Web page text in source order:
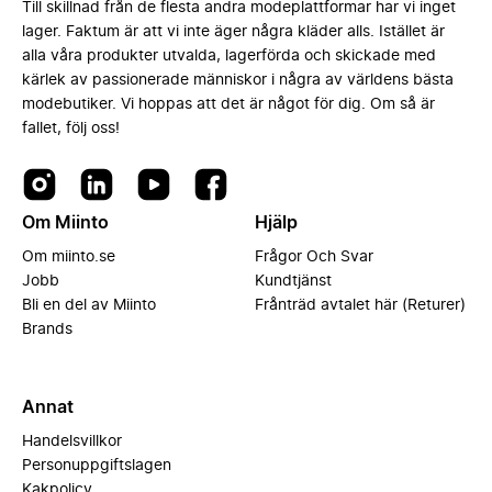
Till skillnad från de flesta andra modeplattformar har vi inget
lager. Faktum är att vi inte äger några kläder alls. Istället är
alla våra produkter utvalda, lagerförda och skickade med
kärlek av passionerade människor i några av världens bästa
modebutiker. Vi hoppas att det är något för dig. Om så är
fallet, följ oss!
Om Miinto
Om miinto.se
Jobb
Bli en del av Miinto
Brands
Hjälp
Frågor Och Svar
Kundtjänst
Frånträd avtalet här (Returer)
Annat
Handelsvillkor
Personuppgiftslagen